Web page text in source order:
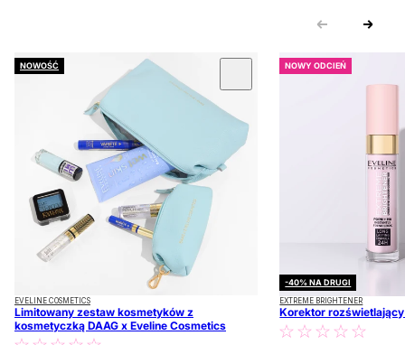
NOWOŚĆ
EVELINE COSMETICS
Limitowany zestaw kosmetyków z
kosmetyczką DAAG x Eveline Cosmetics
NOWY ODCIEŃ
-40% NA DRUGI
EXTREME BRIGHTENER
Korektor